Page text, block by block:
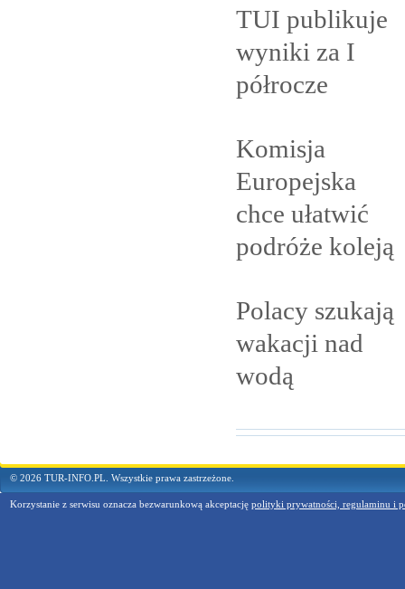
TUI publikuje
wyniki za I
półrocze
Komisja
Europejska
chce ułatwić
podróże koleją
Polacy szukają
wakacji nad
wodą
© 2026 TUR-INFO.PL. Wszystkie prawa zastrzeżone.
Korzystanie z serwisu oznacza bezwarunkową akceptację polityki prywatności, regulaminu i